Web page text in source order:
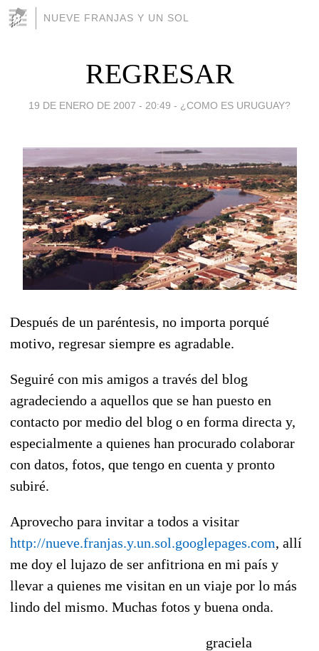
NUEVE FRANJAS Y UN SOL
REGRESAR
19 DE ENERO DE 2007 - 20:49 - ¿COMO ES URUGUAY?
Después de un paréntesis, no importa porqué
motivo, regresar siempre es agradable.
Seguiré con mis amigos a través del blog
agradeciendo a aquellos que se han puesto en
contacto por medio del blog o en forma directa y,
especialmente a quienes han procurado colaborar
con datos, fotos, que tengo en cuenta y pronto
subiré.
Aprovecho para invitar a todos a visitar
http://nueve.franjas.y.un.sol.googlepages.com, allí
me doy el lujazo de ser anfitriona en mi país y
llevar a quienes me visitan en un viaje por lo más
lindo del mismo. Muchas fotos y buena onda.
graciela